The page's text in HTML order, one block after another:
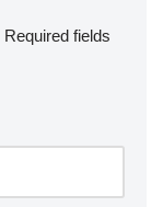
Required fields